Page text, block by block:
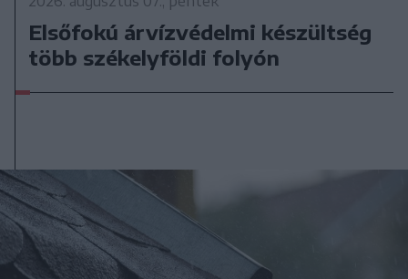
Elsőfokú árvízvédelmi készültség
több székelyföldi folyón